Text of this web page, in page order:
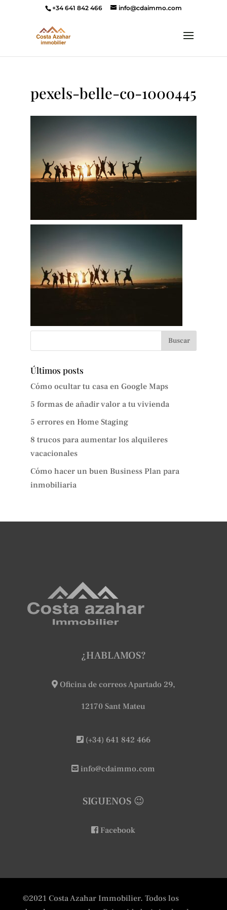
+34 641 842 466 info@cdaimmo.com
pexels-belle-co-1000445
Últimos posts
Cómo ocultar tu casa en Google Maps
5 formas de añadir valor a tu vivienda
5 errores en Home Staging
8 trucos para aumentar los alquileres
vacacionales
Cómo hacer un buen Business Plan para
inmobiliaria
¿HABLAMOS?
Oficina de correos Apartado 29,
12170 Sant Mateu
(+34) 641 842 466
info@cdaimmo.com
SIGUENOS 😉
Facebook
©2021 Costa Azahar Immobilier. Todos los